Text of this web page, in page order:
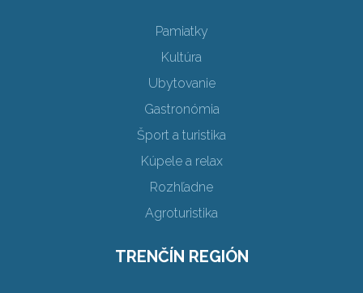
Pamiatky
Kultúra
Ubytovanie
Gastronómia
Šport a turistika
Kúpele a relax
Rozhľadne
Agroturistika
TRENČÍN REGIÓN